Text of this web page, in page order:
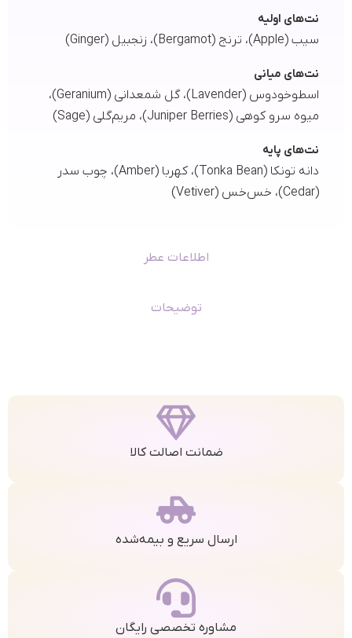
اطلاعات عطر
توضیحات
نت‌های اولیه
سیب (Apple)، ترنج (Bergamot)، زنجبیل (Ginger)
نت‌های میانی
اسطوخودوس (Lavender)، گل شمعدانی (Geranium)،
میوه سرو کوهی (Juniper Berries)، مریم‌گلی (Sage)
نت‌های پایه
دانه تونکا (Tonka Bean)، کهربا (Amber)، چوب سدر
(Cedar)، خس‌خس (Vetiver)
ضمانت اصالت کالا
ارسال سریع و بیمه‌شده
مشاوره تخصصی رایگان